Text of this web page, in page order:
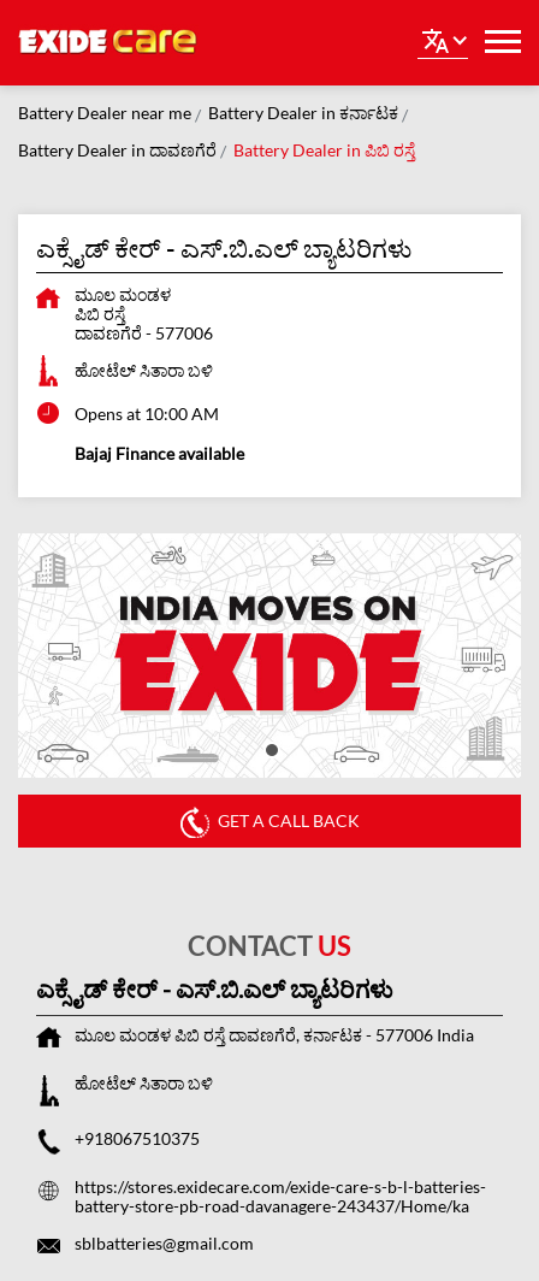
Battery Dealer near me
Battery Dealer in ಕರ್ನಾಟಕ
Battery Dealer in ದಾವಣಗೆರೆ
Battery Dealer in ಪಿಬಿ ರಸ್ತೆ
ಎಕ್ಸೈಡ್ ಕೇರ್ - ಎಸ್.ಬಿ.ಎಲ್ ಬ್ಯಾಟರಿಗಳು
ಮೂಲ ಮಂಡಳ
ಪಿಬಿ ರಸ್ತೆ
ದಾವಣಗೆರೆ - 577006
ಹೋಟೆಲ್ ಸಿತಾರಾ ಬಳಿ
Opens at 10:00 AM
Bajaj Finance available
GET A CALL BACK
CONTACTUS
ಎಕ್ಸೈಡ್ ಕೇರ್ - ಎಸ್.ಬಿ.ಎಲ್ ಬ್ಯಾಟರಿಗಳು
ಮೂಲ ಮಂಡಳಪಿಬಿ ರಸ್ತೆದಾವಣಗೆರೆ, ಕರ್ನಾಟಕ- 577006 India
ಹೋಟೆಲ್ ಸಿತಾರಾ ಬಳಿ
+918067510375
https://stores.exidecare.com/exide-care-s-b-l-batteries-
battery-store-pb-road-davanagere-243437/Home/ka
sblbatteries@gmail.com